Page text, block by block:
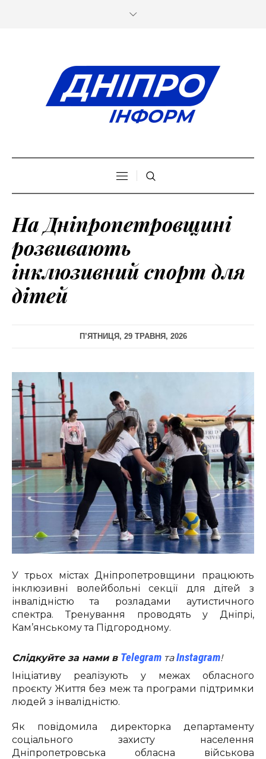
На Дніпропетровщині
розвивають
інклюзивний спорт для
дітей
П’ЯТНИЦЯ, 29 ТРАВНЯ, 2026
У трьох містах Дніпропетровщини працюють
інклюзивні волейбольні секції для дітей з
інвалідністю та розладами аутистичного
спектра. Тренування проводять у Дніпрі,
Кам’янському та Підгородному.
Слідкуйте за нами в Telegram таInstagram!
Ініціативу реалізують у межах обласного
проєкту Життя без межта програми підтримки
людей з інвалідністю.
Як повідомила директорка департаменту
соціального захисту населення
Дніпропетровська обласна військова